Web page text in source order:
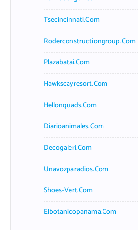
Tsecincinnati.com
Roderconstructiongroup.com
Plazabatai.com
Hawkscayresort.com
Hellonquads.com
Diarioanimales.com
Decogaleri.com
Unavozparadios.com
Shoes-Vert.com
Elbotanicopanama.com